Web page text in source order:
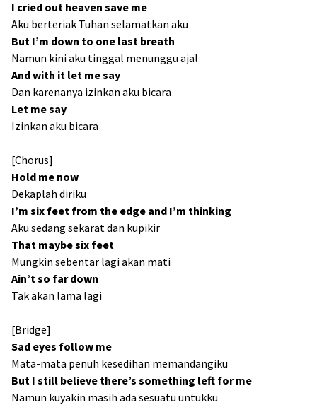
I cried out heaven save me
Aku berteriak Tuhan selamatkan aku
But I’m down to one last breath
Namun kini aku tinggal menunggu ajal
And with it let me say
Dan karenanya izinkan aku bicara
Let me say
Izinkan aku bicara
[Chorus]
Hold me now
Dekaplah diriku
I’m six feet from the edge and I’m thinking
Aku sedang sekarat dan kupikir
That maybe six feet
Mungkin sebentar lagi akan mati
Ain’t so far down
Tak akan lama lagi
[Bridge]
Sad eyes follow me
Mata-mata penuh kesedihan memandangiku
But I still believe there’s something left for me
Namun kuyakin masih ada sesuatu untukku